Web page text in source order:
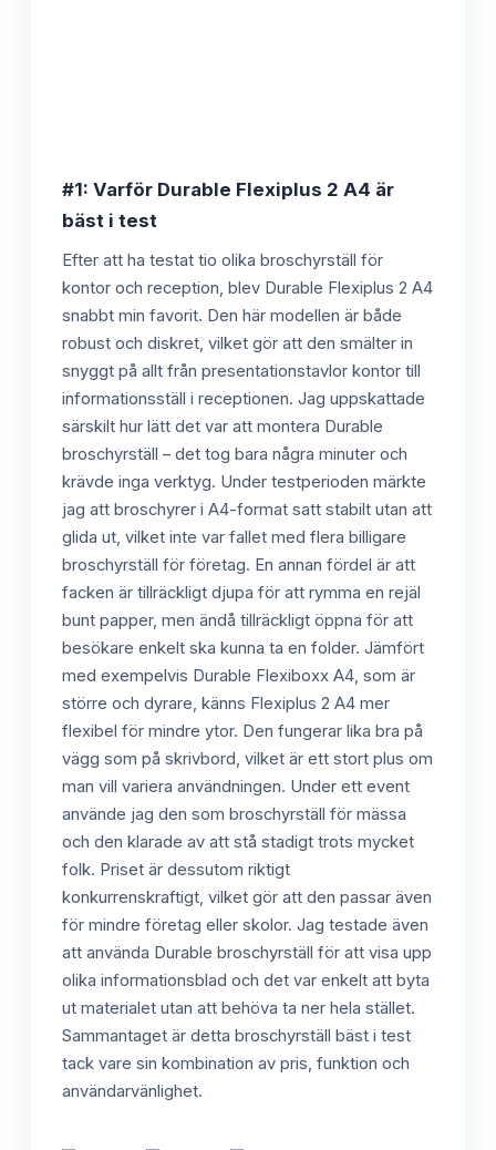
#1: Varför Durable Flexiplus 2 A4 är
bäst i test
Efter att ha testat tio olika broschyrställ för
kontor och reception, blev Durable Flexiplus 2 A4
snabbt min favorit. Den här modellen är både
robust och diskret, vilket gör att den smälter in
snyggt på allt från presentationstavlor kontor till
informationsställ i receptionen. Jag uppskattade
särskilt hur lätt det var att montera Durable
broschyrställ – det tog bara några minuter och
krävde inga verktyg. Under testperioden märkte
jag att broschyrer i A4-format satt stabilt utan att
glida ut, vilket inte var fallet med flera billigare
broschyrställ för företag. En annan fördel är att
facken är tillräckligt djupa för att rymma en rejäl
bunt papper, men ändå tillräckligt öppna för att
besökare enkelt ska kunna ta en folder. Jämfört
med exempelvis Durable Flexiboxx A4, som är
större och dyrare, känns Flexiplus 2 A4 mer
flexibel för mindre ytor. Den fungerar lika bra på
vägg som på skrivbord, vilket är ett stort plus om
man vill variera användningen. Under ett event
använde jag den som broschyrställ för mässa
och den klarade av att stå stadigt trots mycket
folk. Priset är dessutom riktigt
konkurrenskraftigt, vilket gör att den passar även
för mindre företag eller skolor. Jag testade även
att använda Durable broschyrställ för att visa upp
olika informationsblad och det var enkelt att byta
ut materialet utan att behöva ta ner hela stället.
Sammantaget är detta broschyrställ bäst i test
tack vare sin kombination av pris, funktion och
användarvänlighet.